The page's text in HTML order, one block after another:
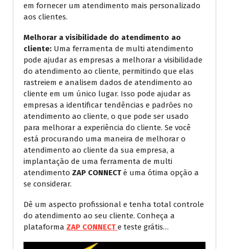
em fornecer um atendimento mais personalizado
aos clientes.
Melhorar a visibilidade do atendimento ao
cliente: Uma ferramenta de multi atendimento
pode ajudar as empresas a melhorar a visibilidade
do atendimento ao cliente, permitindo que elas
rastreiem e analisem dados de atendimento ao
cliente em um único lugar. Isso pode ajudar as
empresas a identificar tendências e padrões no
atendimento ao cliente, o que pode ser usado
para melhorar a experiência do cliente. Se você
está procurando uma maneira de melhorar o
atendimento ao cliente da sua empresa, a
implantação de uma ferramenta de multi
atendimento ZAP CONNECTé uma ótima opção a
se considerar.
Dê um aspecto profissional e tenha total controle
do atendimento ao seu cliente. Conheça a
plataforma ZAP CONNECTe teste grátis…